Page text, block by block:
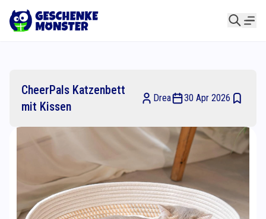
CheerPals Katzenbett
mit Kissen
Drea 30 Apr 2026